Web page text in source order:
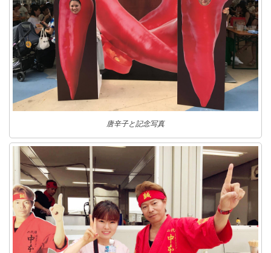
唐辛子と記念写真